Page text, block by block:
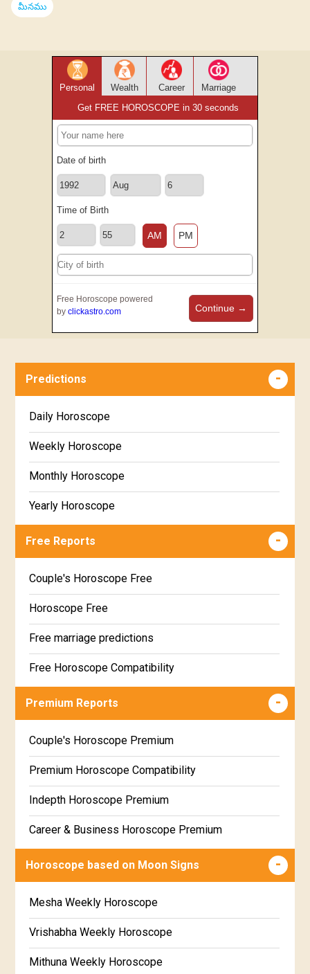
మీనము
Personal Wealth Career Marriage
Get FREE HOROSCOPE in 30 seconds
Date of birth
Time of Birth
AM PM
Free Horoscope powered
by clickastro.com Continue →
Predictions
Daily Horoscope
Weekly Horoscope
Monthly Horoscope
Yearly Horoscope
Free Reports
Couple's Horoscope Free
Horoscope Free
Free marriage predictions
Free Horoscope Compatibility
Career & Business Horoscope Free
Free Daily Rashiphal
Free Weekly Rashifal
Free Star Horoscope
Free panchanga Predictions
Free Chinese Horoscope
Free Personal Horoscope
Free Chinese Compatibility
Premium Reports
Couple's Horoscope Premium
Premium Horoscope Compatibility
Indepth Horoscope Premium
Career & Business Horoscope Premium
Numerology Premium Report
Premium Gem Recommendation Report
Premium Ugadi Prediction
Horoscope based on Moon Signs
Mesha Weekly Horoscope
Vrishabha Weekly Horoscope
Mithuna Weekly Horoscope